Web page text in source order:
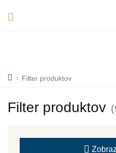
Filter produktov
Filter produktov